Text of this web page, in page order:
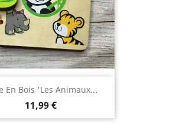
En Bois 'les Animaux...
11,99 €